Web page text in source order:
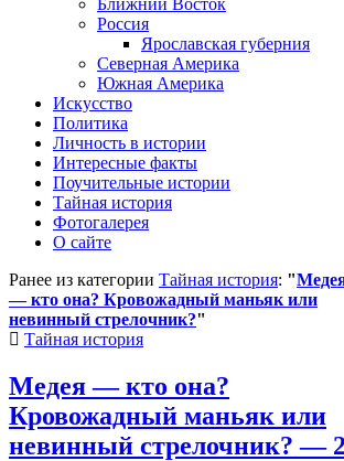
Ближний Восток
Россия
Ярославская губерния
Северная Америка
Южная Америка
Искусство
Политика
Личность в истории
Интересные факты
Поучительные истории
Тайная история
Фотогалерея
О сайте
Ранее из категории Тайная история: "
— кто она? Кровожадный маньяк или
невинный стрелочник?"
Posted
Тайная история
Медея — кто она?
Кровожадный маньяк или
невинный стрелочник? — 2